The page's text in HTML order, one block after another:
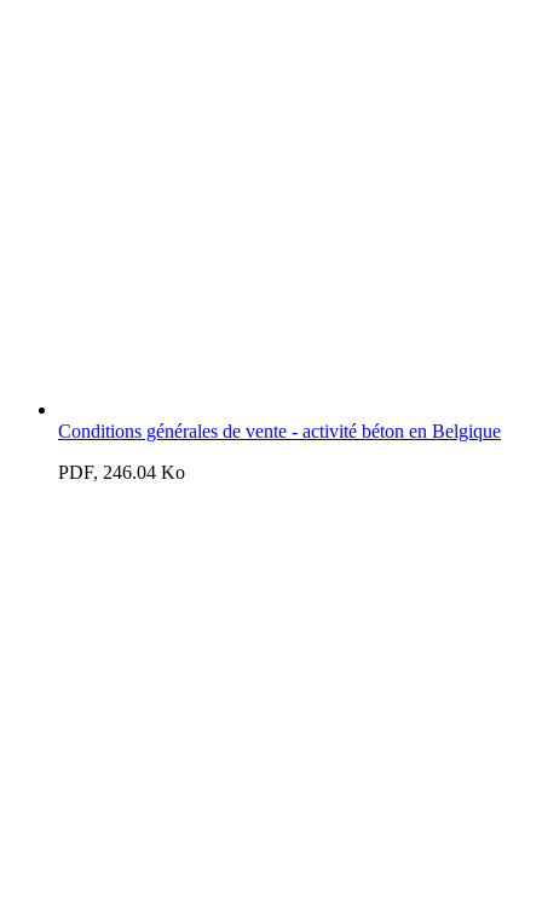
Conditions générales de vente - activité béton en Belgique
PDF, 246.04 Ko